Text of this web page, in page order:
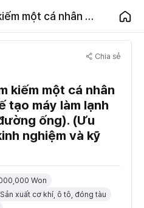
Chúng tôi đang tìm kiếm một cá nhân siêng năng để chế tạo máy làm lạnh (thiết kế, lắp đặt đường ống). (Ưu tiên ứng viên có kinh nghiệm và kỹ năng hàn)
Chia sẻ
kiếm một cá nhân
tạo máy làm lạnh
ống). (Ưu
nghiệm và kỹ
Won
xuất cơ khí, ô tô, đóng tàu